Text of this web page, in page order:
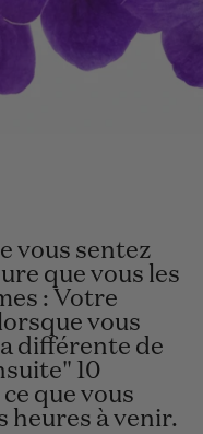
vous sentez
que vous les
: Votre
vous
différente de
10
que vous
heures à venir.